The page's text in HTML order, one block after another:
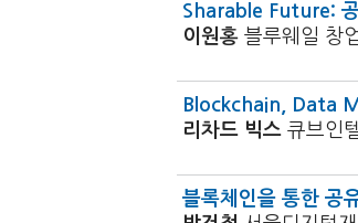
Sharable Future:
이원홍 블루웨일 창
Blockchain, Data
리차드 빅스 큐브인
블록체인을 통한 공